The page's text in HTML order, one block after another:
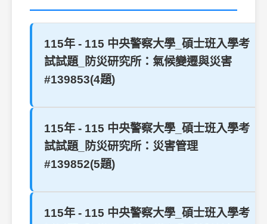
115年 - 115 中央警察大學_碩士班入學考
試試題_防災研究所：氣候變遷與災害
#139853(4題)
115年 - 115 中央警察大學_碩士班入學考
試試題_防災研究所：災害管理
#139852(5題)
115年 - 115 中央警察大學_碩士班入學考